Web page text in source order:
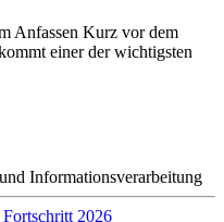
Anfassen Kurz vor dem
einer der wichtigsten
Informationsverarbeitung